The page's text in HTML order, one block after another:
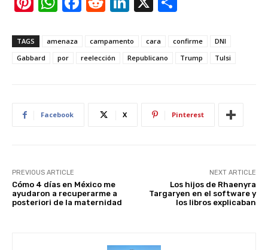
er
e
at
s
p
c
e
d
di
k
e
ar
e
TAGS amenaza campamento cara confirme
DNI
Gabbard
por reelección Republicano Trump Tulsi
Facebook X Pinterest
PREVIOUS ARTICLE
Cómo 4 días en México me
ayudaron a recuperarme a
posteriori de la maternidad
NEXT ARTICLE
Los hijos de Rhaenyra
Targaryen en el software y
los libros explicaban